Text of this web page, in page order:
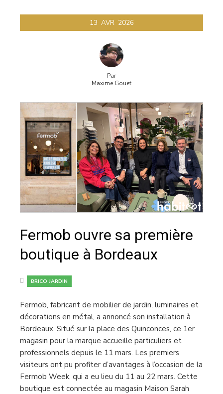
13 AVR 2026
Par
Maxime Gouet
Fermob ouvre sa première
boutique à Bordeaux
BRICO JARDIN
Fermob, fabricant de mobilier de jardin, luminaires et
décorations en métal, a annoncé son installation à
Bordeaux. Situé sur la place des Quinconces, ce 1er
magasin pour la marque accueille particuliers et
professionnels depuis le 11 mars. Les premiers
visiteurs ont pu profiter d’avantages à l’occasion de la
Fermob Week, qui a eu lieu du 11 au 22 mars. Cette
boutique est connectée au magasin Maison Sarah